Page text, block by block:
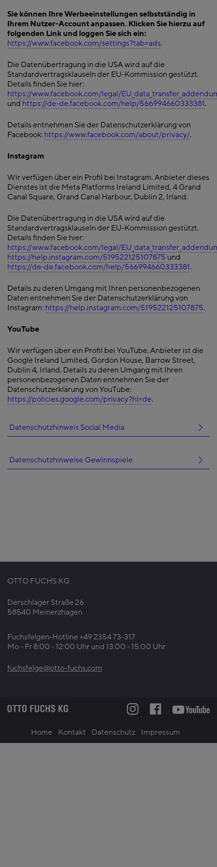
Sie können Ihre Werbeeinstellungen selbstständig in
Ihrem Nutzer-Account anpassen. Klicken Sie hierzu auf
folgenden Link und loggen Sie sich ein:
https://www.facebook.com/settings?tab=ads.
Die Datenübertragung in die USA wird auf die
Standardvertragsklauseln der EU-Kommission gestützt.
Details finden Sie hier:
https://www.facebook.com/legal/
und https://de-de.facebook.com/help/566994660333381.
Details entnehmen Sie der Datenschutzerklärung von
Facebook: https://www.facebook.com/about/privacy/.
Instagram
Wir verfügen über ein Profil bei Instagram. Anbieter dieses
Dienstes ist die Meta Platforms Ireland Limited, 4 Grand
Canal Square, Grand Canal Harbour, Dublin 2, Irland.
Die Datenübertragung in die USA wird auf die
Standardvertragsklauseln der EU-Kommission gestützt.
Details finden Sie hier:
https://www.facebook.com/legal/
https://help.instagram.com/519522125107875 und
https://de-de.facebook.com/help/566994660333381.
Details zu deren Umgang mit Ihren personenbezogenen
Daten entnehmen Sie der Datenschutzerklärung von
Instagram: https://help.instagram.com/519522125107875.
YouTube
Wir verfügen über ein Profil bei YouTube. Anbieter ist die
Google Ireland Limited, Gordon House, Barrow Street,
Dublin 4, Irland. Details zu deren Umgang mit Ihren
personenbezogenen Daten entnehmen Sie der
Datenschutzerklärung von YouTube:
https://policies.google.com/privacy?hl=de.
Datenschutzhinweis Social Media
Datenschutzhinweise Gewinnspiele
OTTO FUCHS KG
Derschlager Straße 26
58540 Meinerzhagen
Fuchsfelgen-Hotline +49 2354 73-317
Mo - Fr 8:00 - 12:00 Uhr und 13:00 - 15:00 Uhr
fuchsfelge@otto-fuchs.com
Home Kontakt Datenschutz Impressum